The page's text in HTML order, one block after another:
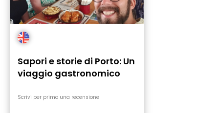
Sapori e storie di Porto: Un
viaggio gastronomico
Scrivi per primo una recensione